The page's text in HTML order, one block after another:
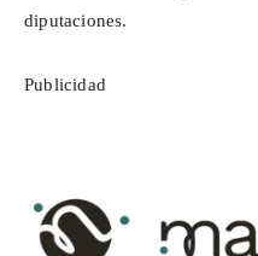
diputaciones.
Publicidad